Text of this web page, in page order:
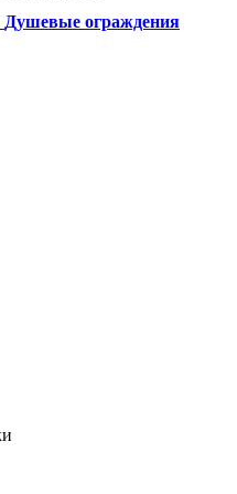
Душевые ограждения